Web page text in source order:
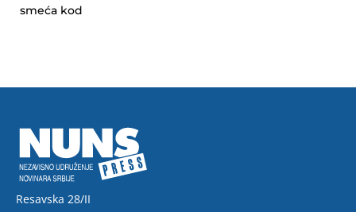
smeća kod
Resavska 28/II